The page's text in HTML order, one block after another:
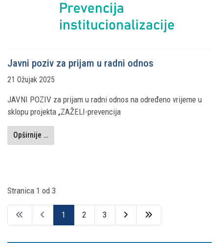
Javni poziv za prijam u radni odnos
21 Ožujak 2025
JAVNI POZIV za prijam u radni odnos na određeno vrijeme u
sklopu projekta „ZAŽELI-prevencija
Opširnije …
Stranica 1 od 3
1 2 3